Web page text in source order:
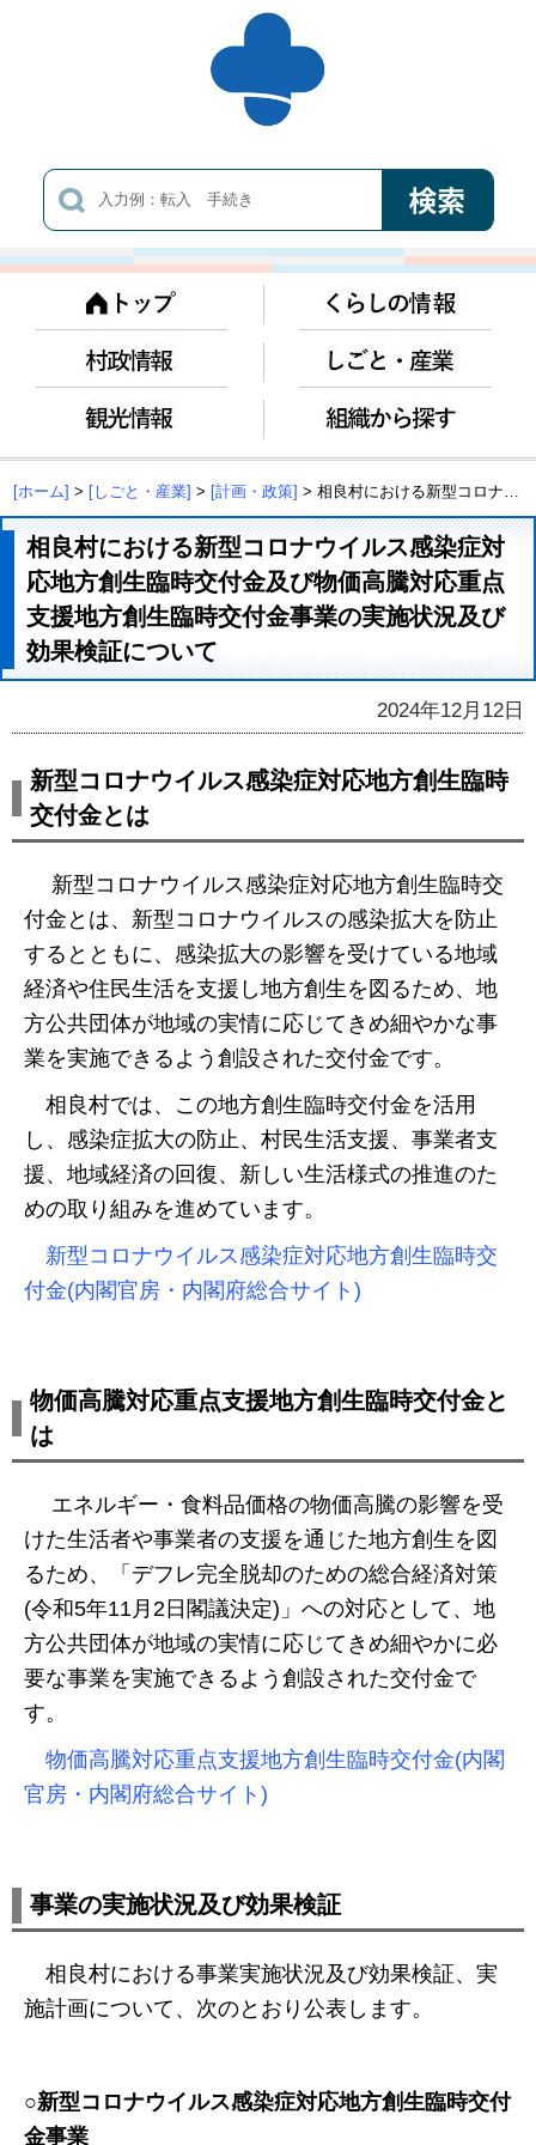
[ホーム] > [しごと・産業] > [計画・政策] > 相良村における新型コロナウイルス感染症対応地方創生臨時交付金及び物価高騰対応重点支援地方創生臨時交付金事業の実施状況及び効果検証について
相良村における新型コロナウイルス感染症対
応地方創生臨時交付金及び物価高騰対応重点
支援地方創生臨時交付金事業の実施状況及び
効果検証について
2024年12月12日
新型コロナウイルス感染症対応地方創生臨時
交付金とは
新型コロナウイルス感染症対応地方創生臨時交
付金とは、新型コロナウイルスの感染拡大を防止
するとともに、感染拡大の影響を受けている地域
経済や住民生活を支援し地方創生を図るため、地
方公共団体が地域の実情に応じてきめ細やかな事
業を実施できるよう創設された交付金です。
相良村では、この地方創生臨時交付金を活用
し、感染症拡大の防止、村民生活支援、事業者支
援、地域経済の回復、新しい生活様式の推進のた
めの取り組みを進めています。
新型コロナウイルス感染症対応地方創生臨時交
付金(内閣官房・内閣府総合サイト)
物価高騰対応重点支援地方創生臨時交付金と
は
エネルギー・食料品価格の物価高騰の影響を受
けた生活者や事業者の支援を通じた地方創生を図
るため、「デフレ完全脱却のための総合経済対策
(令和5年11月2日閣議決定)」への対応として、地
方公共団体が地域の実情に応じてきめ細やかに必
要な事業を実施できるよう創設された交付金で
す。
物価高騰対応重点支援地方創生臨時交付金(内閣
官房・内閣府総合サイト)
事業の実施状況及び効果検証
相良村における事業実施状況及び効果検証、実
施計画について、次のとおり公表します。
○新型コロナウイルス感染症対応地方創生臨時交付
金事業